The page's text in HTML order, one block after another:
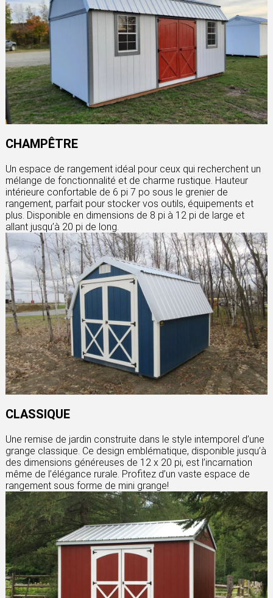
CHAMPÊTRE
Un espace de rangement idéal pour ceux qui recherchent un
mélange de fonctionnalité et de charme rustique. Hauteur
intérieure confortable de 6 pi 7 po sous le grenier de
rangement, parfait pour stocker vos outils, équipements et
plus. Disponible en dimensions de 8 pi à 12 pi de large et
allant jusqu’à 20 pi de long.
CLASSIQUE
Une remise de jardin construite dans le style intemporel d’une
grange classique. Ce design emblématique, disponible jusqu’à
des dimensions généreuses de 12 x 20 pi, est l’incarnation
même de l’élégance rurale. Profitez d’un vaste espace de
rangement sous forme de mini grange!